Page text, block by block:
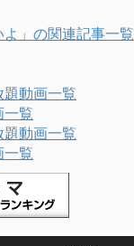
」の関連記事一覧
動画一覧
一覧
動画一覧
一覧